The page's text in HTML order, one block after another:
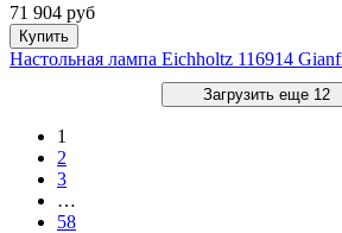
71 904 руб
Купить
Настольная лампа Eichholtz 116914
Загрузить еще 12
1
2
3
…
58